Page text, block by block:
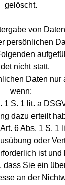
gelöscht.
von Daten
persönlichen
nicht statt.
Daten nur
wenn:
1 S. 1 lit. a
dazu erteilt
6 Abs. 1 S. 1
oder
ist und
dass Sie ein
an der